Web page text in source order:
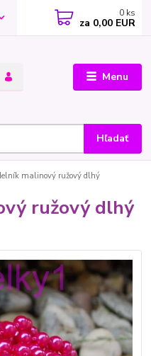
Menu
Hľadať
0 ks
za 0,00 EUR
malinový ružový dlhý
ružový dlhý